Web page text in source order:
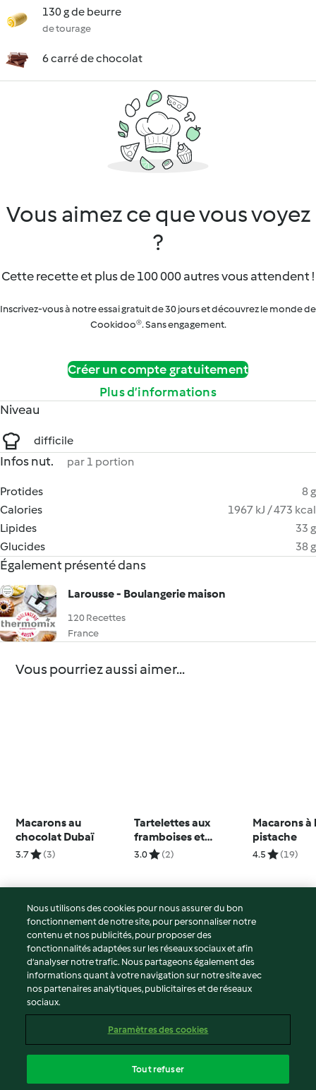
130 g de beurre
de tourage
6 carré de chocolat
Vous aimez ce que vous voyez
?
Cette recette et plus de 100 000 autres vous attendent !
Inscrivez-vous à notre essai gratuit de 30 jours et découvrez le monde de
Cookidoo®. Sans engagement.
Créer un compte gratuitement
Plus d’informations
Niveau
difficile
Infos nut. par 1 portion
Protides
8 g
Calories
1967 kJ / 473 kcal
Lipides
33 g
Glucides
38 g
Également présenté dans
Larousse - Boulangerie maison
120 Recettes
France
Vous pourriez aussi aimer...
Macarons au
chocolat Dubaï
3.7 (3)
Tartelettes aux
framboises et
ganache montée au
3.0 (2)
Macarons à
pistache
4.5 (19)
© Copyright 2026
Conditions d'utilisation
Politique de confidentialité
Non-responsabilité
Mentions légales
Contenu du rapport
Déclaration d'accessibilité
Nous utilisons des cookies pour nous assurer du bon
fonctionnement de notre site, pour personnaliser notre
contenu et nos publicités, pour proposer des
fonctionnalités adaptées sur les réseaux sociaux et afin
d’analyser notre trafic. Nous partageons également des
informations quant à votre navigation sur notre site avec
nos partenaires analytiques, publicitaires et de réseaux
sociaux.
Paramètres des cookies
Tout refuser